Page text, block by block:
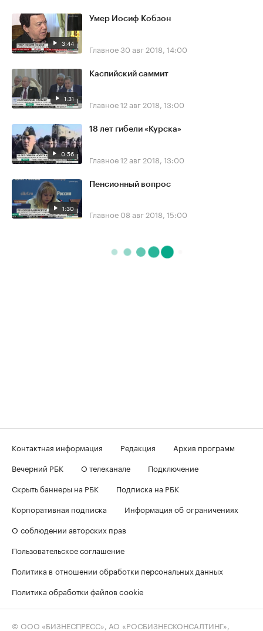
3:44
Умер Иосиф Кобзон
Главное30 авг 2018, 14:00
1:31
Каспийский саммит
Главное12 авг 2018, 13:00
0:56
18 лет гибели «Курска»
Главное12 авг 2018, 13:00
1:30
Пенсионный вопрос
Главное 08 авг 2018, 15:00
Контактная информация Редакция
Архив программ
Вечерний РБК
О телеканале
Подключение
Скрыть баннеры на РБК
Подписка на РБК
Корпоративная подписка
Информация об ограничениях
О соблюдении авторских прав
Пользовательское соглашение
Политика в отношении обработки персональных данных
Политика обработки файлов cookie
© ООО «БИЗНЕСПРЕСС», АО «РОСБИЗНЕСКОНСАЛТИНГ»,